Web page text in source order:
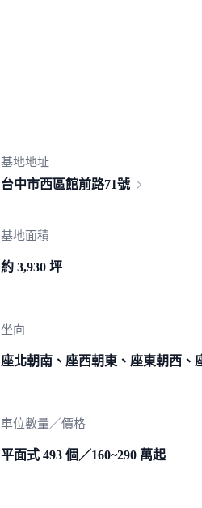
基地地址
台中市西區館前路71號
基地面積
約 3,930 坪
坐向
座北朝南、座西朝東、座東朝西、
車位數量／價格
平面式 493 個／160~290 萬起